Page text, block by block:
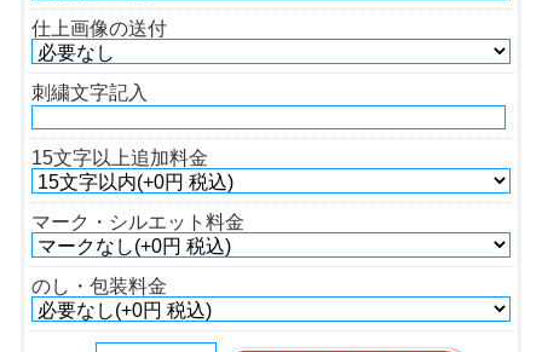
仕上画像の送付
刺繍文字記入
15文字以上追加料金
マーク・シルエット料金
のし・包装料金